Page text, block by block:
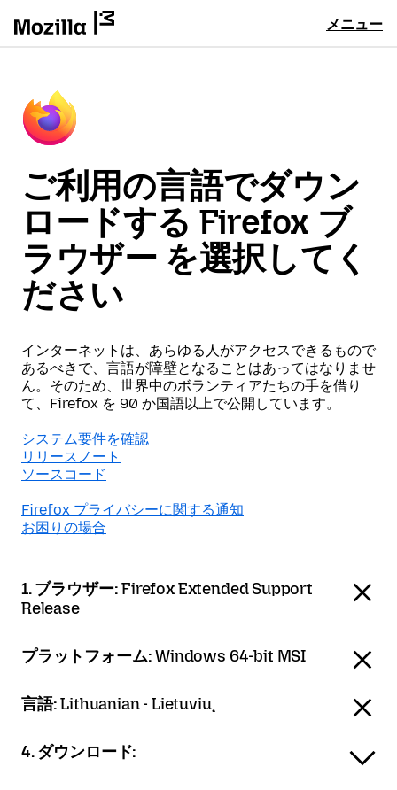
メニュー
ご利用の言語でダウン
ロードする Firefox ブ
ラウザー を選択してく
ださい
インターネットは、あらゆる人がアクセスできるもので
あるべきで、言語が障壁となることはあってはなりませ
ん。そのため、世界中のボランティアたちの手を借り
て、Firefox を 90 か国語以上で公開しています。
システム要件を確認
リリースノート
ソースコード
Firefox プライバシーに関する通知
お困りの場合
1. ブラウザー:Firefox Extended Support
Release
プラットフォーム:Windows 64-bit MSI
言語:Lithuanian - Lietuvių
4. ダウンロード: